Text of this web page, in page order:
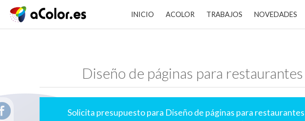
INICIO ACOLOR TRABAJOS NOVEDADES
Diseño de páginas para
Solicita presupuesto para Diseño de páginas para